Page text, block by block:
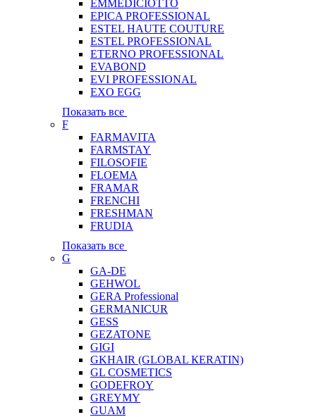
EMMEDICIOTTO
EPICA PROFESSIONAL
ESTEL HAUTE COUTURE
ESTEL PROFESSIONAL
ETERNO PROFESSIONAL
EVABOND
EVI PROFESSIONAL
EXO EGG
Показать все
F
FARMAVITA
FARMSTAY
FILOSOFIE
FLOEMA
FRAMAR
FRENCHI
FRESHMAN
FRUDIA
Показать все
G
GA-DE
GEHWOL
GERA Professional
GERMANICUR
GESS
GEZATONE
GIGI
GKHAIR (GLOBAL КЕRATIN)
GL COSMETICS
GODEFROY
GREYMY
GUAM